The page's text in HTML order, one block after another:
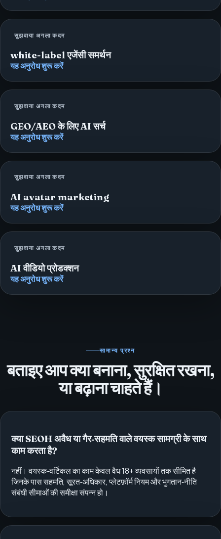
सुझवाया अगला कदम
white-label एजेंसी समर्थन
यह अनुरोध शुरू करें
सुझवाया अगला कदम
GEO/AEO के लिए AI सर्च
यह अनुरोध शुरू करें
सुझवाया अगला कदम
AI avatar marketing
यह अनुरोध शुरू करें
सुझवाया अगला कदम
AI वीडियो प्रोडक्शन
यह अनुरोध शुरू करें
सामान्य प्रश्न
बताइए आप क्या बनाना, सुरक्षित रखना,
या बढ़ाना चाहते हैं।
क्या SEOH अवैध या गैर‑सहमति वाले वयस्क सामग्री के साथ
काम करता है?
नहीं। वयस्क‑वर्टिकल का काम केवल वैध 18+ व्यवसायों तक सीमित है
जिनके पास सहमति, सूरत‑अधिकार, प्लेटफ़ॉर्म नियम और भुगतान‑नीति
संबंधी सीमाओं की समीक्षा संपन्न हो।